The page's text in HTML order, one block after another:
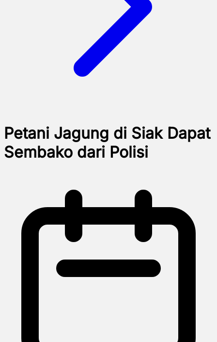
Petani Jagung di Siak Dapat
Sembako dari Polisi